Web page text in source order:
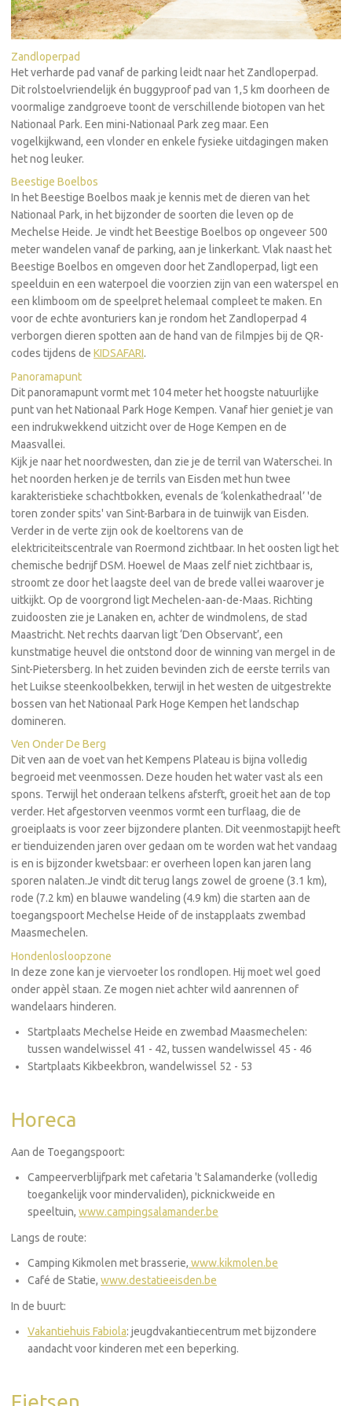
Zandloperpad
Het verharde pad vanaf de parking leidt naar het Zandloperpad.
Dit rolstoelvriendelijk én buggyproof pad van 1,5 km doorheen de
voormalige zandgroeve toont de verschillende biotopen van het
Nationaal Park. Een mini-Nationaal Park zeg maar. Een
vogelkijkwand, een vlonder en enkele fysieke uitdagingen maken
het nog leuker.
Beestige Boelbos
In het Beestige Boelbos maak je kennis met de dieren van het
Nationaal Park, in het bijzonder de soorten die leven op de
Mechelse Heide. Je vindt het Beestige Boelbos op ongeveer 500
meter wandelen vanaf de parking, aan je linkerkant. Vlak naast het
Beestige Boelbos en omgeven door het Zandloperpad, ligt een
speelduin en een waterpoel die voorzien zijn van een waterspel en
een klimboom om de speelpret helemaal compleet te maken. En
voor de echte avonturiers kan je rondom het Zandloperpad 4
verborgen dieren spotten aan de hand van de filmpjes bij de QR-
codes tijdens de KIDSAFARI.
Panoramapunt
Dit panoramapunt vormt met 104 meter het hoogste natuurlijke
punt van het Nationaal Park Hoge Kempen. Vanaf hier geniet je van
een indrukwekkend uitzicht over de Hoge Kempen en de
Maasvallei.
Kijk je naar het noordwesten, dan zie je de terril van Waterschei. In
het noorden herken je de terrils van Eisden met hun twee
karakteristieke schachtbokken, evenals de ‘kolenkathedraal’ 'de
toren zonder spits' van Sint-Barbara in de tuinwijk van Eisden.
Verder in de verte zijn ook de koeltorens van de
elektriciteitscentrale van Roermond zichtbaar. In het oosten ligt het
chemische bedrijf DSM. Hoewel de Maas zelf niet zichtbaar is,
stroomt ze door het laagste deel van de brede vallei waarover je
uitkijkt. Op de voorgrond ligt Mechelen-aan-de-Maas. Richting
zuidoosten zie je Lanaken en, achter de windmolens, de stad
Maastricht. Net rechts daarvan ligt ‘Den Observant’, een
kunstmatige heuvel die ontstond door de winning van mergel in de
Sint-Pietersberg. In het zuiden bevinden zich de eerste terrils van
het Luikse steenkoolbekken, terwijl in het westen de uitgestrekte
bossen van het Nationaal Park Hoge Kempen het landschap
domineren.
Ven Onder De Berg
Dit ven aan de voet van het Kempens Plateau is bijna volledig
begroeid met veenmossen. Deze houden het water vast als een
spons. Terwijl het onderaan telkens afsterft, groeit het aan de top
verder. Het afgestorven veenmos vormt een turflaag, die de
groeiplaats is voor zeer bijzondere planten. Dit veenmostapijt heeft
er tienduizenden jaren over gedaan om te worden wat het vandaag
is en is bijzonder kwetsbaar: er overheen lopen kan jaren lang
sporen nalaten.Je vindt dit terug langs zowel de groene (3.1 km),
rode (7.2 km) en blauwe wandeling (4.9 km) die starten aan de
toegangspoort Mechelse Heide of de instapplaats zwembad
Maasmechelen.
Hondenlosloopzone
In deze zone kan je viervoeter los rondlopen. Hij moet wel goed
onder appèl staan. Ze mogen niet achter wild aanrennen of
wandelaars hinderen.
Startplaats Mechelse Heide en zwembad Maasmechelen:
tussen wandelwissel 41 - 42, tussen wandelwissel 45 - 46
Startplaats Kikbeekbron, wandelwissel 52 - 53
Horeca
Aan de Toegangspoort:
Campeerverblijfpark met cafetaria 't Salamanderke (volledig
toegankelijk voor mindervaliden), picknickweide en
speeltuin, www.campingsalamander.be
Langs de route:
Camping Kikmolen met brasserie, www.kikmolen.be
Café de Statie, www.destatieeisden.be
In de buurt:
Vakantiehuis Fabiola: jeugdvakantiecentrum met bijzondere
aandacht voor kinderen met een beperking.
Fietsen